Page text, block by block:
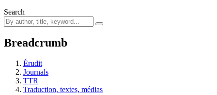
Search
Breadcrumb
Érudit
Journals
TTR
Traduction, textes, médias